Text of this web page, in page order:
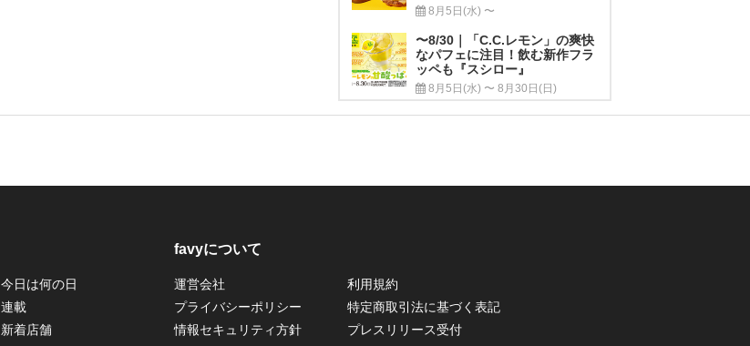
8月5日(水) 〜
〜8/30｜「C.C.レモン」の爽快
なパフェに注目！飲む新作フラ
ッペも『スシロー』
8月5日(水) 〜 8月30日(日)
今日は何の日
連載
新着店舗
favyについて
運営会社
利用規約
プライバシーポリシー
特定商取引法に基づく表記
情報セキュリティ方針
プレスリリース受付